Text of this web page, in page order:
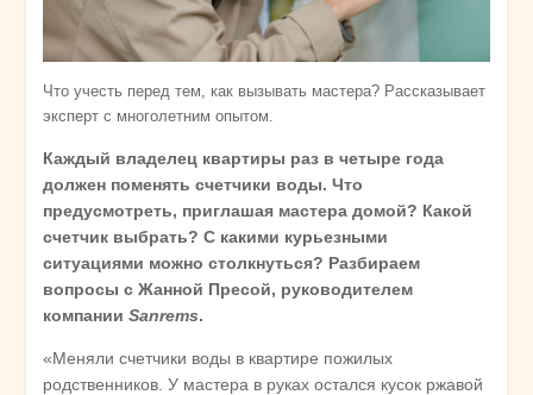
Что учесть перед тем, как вызывать мастера? Рассказывает
эксперт с многолетним опытом.
Каждый владелец квартиры раз в четыре года
должен поменять счетчики воды. Что
предусмотреть, приглашая мастера домой? Какой
счетчик выбрать? С какими курьезными
ситуациями можно столкнуться? Разбираем
вопросы с Жанной Пресой, руководителем
компании Sanrems.
«Меняли счетчики воды в квартире пожилых
родственников. У мастера в руках остался кусок ржавой